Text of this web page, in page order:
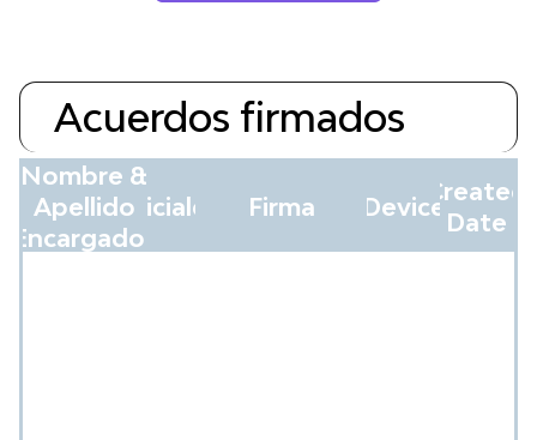
Acuerdos firmados
Nombre &
Apellido
Encargados
Iniciales Firma Device
Created
Date